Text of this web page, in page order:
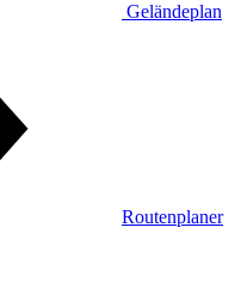
Geländeplan
Routenplaner